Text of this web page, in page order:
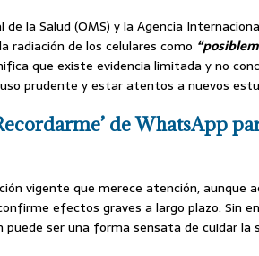
la Salud (OMS) y la Agencia
radiación de los celulares como
que existe evidencia limitada y no
prudente y estar atentos a nuevos
de WhatsApp
vigente que merece atención, aunque
efectos graves a largo plazo. Sin
puede ser una forma sensata de cuidar la